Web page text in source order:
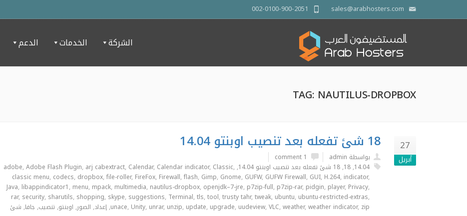
sales@arabhosters.com
002-0100-900-2051
الشركة الخدمات الدعم
TAG: NAUTILUS-DROPBOX
27
أبريل
18 شئ تفعله بعد تنصيب اوبنتو 14.04
بواسطة admin
1 comment
14.04
,
18
,18 شئ تفعله بعد تنصيب اوبنتو 14.04 ,
adobe, Adobe Flash Plugin, arj cabextract, Calendar, Calendar indicator, Classic,
classic menu, codecs, dropbox, file-roller, FireFox, Firewall, flash, Gimp, Gnome, GUFW, GUFW Firewall, GUI, H.264, indicator,
Java, libappindicator1, menu, mpack, multimedia, nautilus-dropbox, openjdk–7-jre, p7zip-full, p7zip-rar, pidgin, player, Privacy,
rar, security, sharutils, shopping, skype, suggestions, Terminal, tls, tool, trusty tahr, tweak, ubuntu, ubuntu-restricted-extras,
unace, Unity, unrar, unzip, update, upgrade, uudeview, VLC, weather, weather indicator, zip
,إعداد, الصور, اوبنتو, تنصيب, جافا, شئ